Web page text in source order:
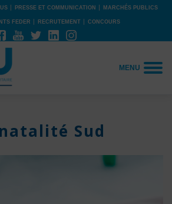
PRESSE ET COMMUNICATION MARCHÉS PUBLICS
FEDER RECRUTEMENT CONCOURS
MENU
Sud